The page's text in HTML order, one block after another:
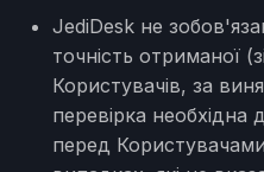
JediDesk не
точність отриманої
Користувачів, за
перевірка необхідна
перед